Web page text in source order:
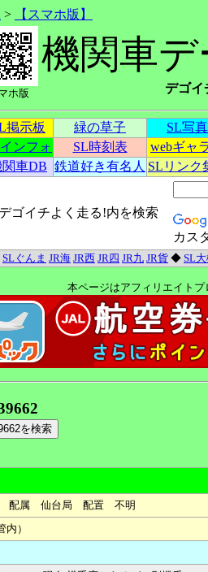
> 【スマホ版】
ホ版
機関車
デゴイ
掲示板 緑の草子 SL写
ンフォ SL時刻表 webギャ
関車DB 鉄道好き有名人 SLリンク
デゴイチよく走る!内を検索
カス
SLぐんま JR海 JR西 JR四 JR九 JR貨 ◆ SL
本ページはアフィリエイト
配属 仙台局 配置 不明
）